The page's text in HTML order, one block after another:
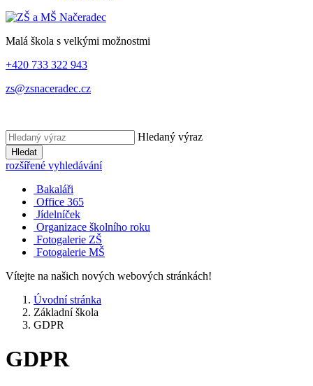
Malá škola s velkými možnostmi
+420 733 322 943
zs@zsnaceradec.cz
Hledaný výraz
Hledat
rozšířené vyhledávání
Bakaláři
Office 365
Jídelníček
Organizace školního roku
Fotogalerie ZŠ
Fotogalerie MŠ
Vítejte na našich nových webových stránkách!
Úvodní stránka
Základní škola
GDPR
GDPR